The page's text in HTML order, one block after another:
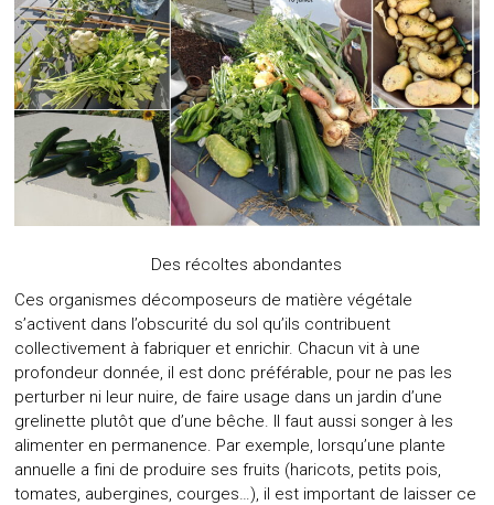
Des récoltes abondantes
Ces organismes décomposeurs de matière végétale
s’activent dans l’obscurité du sol qu’ils contribuent
collectivement à fabriquer et enrichir. Chacun vit à une
profondeur donnée, il est donc préférable, pour ne pas les
perturber ni leur nuire, de faire usage dans un jardin d’une
grelinette plutôt que d’une bêche. Il faut aussi songer à les
alimenter en permanence. Par exemple, lorsqu’une plante
annuelle a fini de produire ses fruits (haricots, petits pois,
tomates, aubergines, courges…), il est important de laisser ce